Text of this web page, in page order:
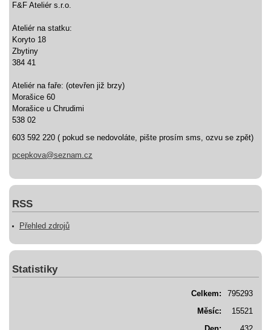
F&F Ateliér s.r.o.
Ateliér na statku:
Koryto 18
Zbytiny
384 41
Ateliér na faře: (otevřen již brzy)
Morašice 60
Morašice u Chrudimi
538 02
603 592 220 ( pokud se nedovoláte, pište prosím sms, ozvu se zpět)
pcepkova@seznam.cz
RSS
Přehled zdrojů
Statistiky
Celkem:
795293
Měsíc:
15521